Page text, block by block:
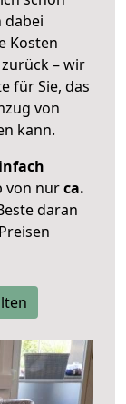
dabei
Kosten
– wir
für Sie, das
von
kann.
von nurca.
daran